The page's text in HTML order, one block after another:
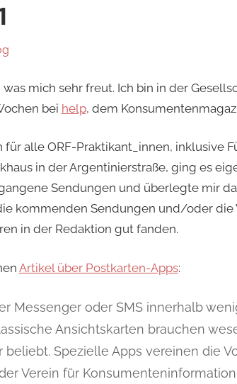
mich sehr freut. Ich bin in der
bei help, dem
alle ORF-Praktikant_innen, inklusive
in der Argentinierstraße, ging es
Sendungen und überlegte mir
kommenden Sendungen und/oder die
in der Redaktion gut fanden.
Artikel über Postkarten-Apps:
Messenger oder SMS innerhalb
Ansichtskarten brauchen
Spezielle Apps vereinen die
Verein für